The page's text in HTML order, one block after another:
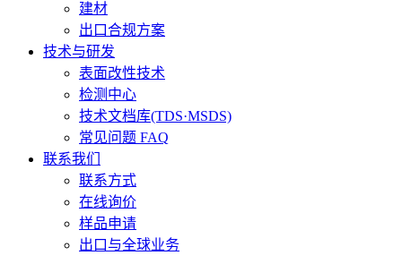
建材
出口合规方案
技术与研发
表面改性技术
检测中心
技术文档库(TDS·MSDS)
常见问题 FAQ
联系我们
联系方式
在线询价
样品申请
出口与全球业务